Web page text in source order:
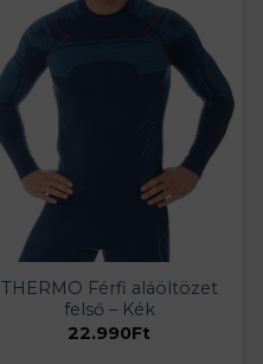
THERMO Férfi aláöltözet
felső – Kék
22.990Ft